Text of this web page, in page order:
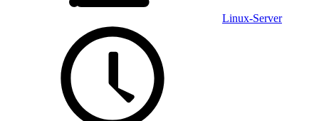
Linux-Server